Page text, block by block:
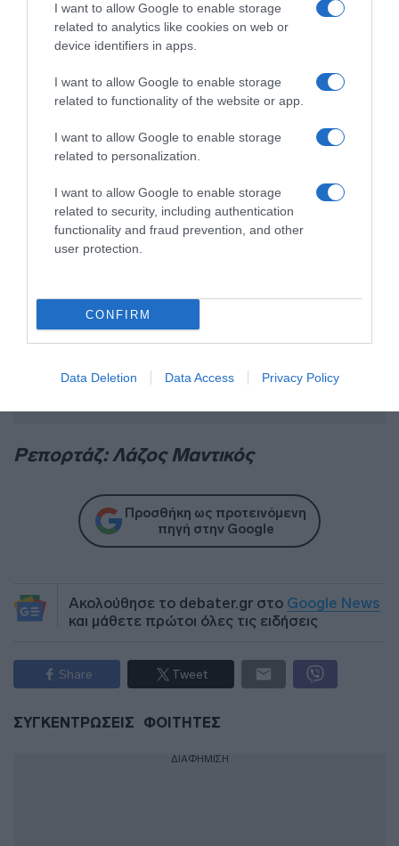
I want to allow Google to enable storage
related to analytics like cookies on web or
device identifiers in apps.
I want to allow Google to enable storage
related to functionality of the website or app.
I want to allow Google to enable storage
related to personalization.
I want to allow Google to enable storage
related to security, including authentication
functionality and fraud prevention, and other
user protection.
CONFIRM
Data Deletion Data Access Privacy Policy
ΔΙΑΦΗΜΙΣΗ
Ρεπορτάζ: Λάζος Μαντικός
Προσθήκη ως προτεινόμενη
πηγή στην Google
Ακολούθησε το debater.gr στο Google News
και μάθετε πρώτοι όλες τις ειδήσεις
Share Tweet
ΣΥΓΚΕΝΤΡΩΣΕΙΣ ΦΟΙΤΗΤΕΣ
ΔΙΑΦΗΜΙΣΗ